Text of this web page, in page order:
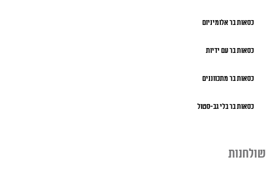
כסאות בר אלומיניום
כסאות בר עם ידיות
כסאות בר מתכווננים
כסאות בר בלי גב-סטול
שולחנות